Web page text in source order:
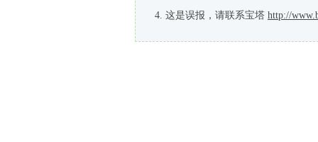
这是误报，请联系宝塔 http://